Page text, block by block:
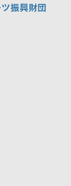
振興財団